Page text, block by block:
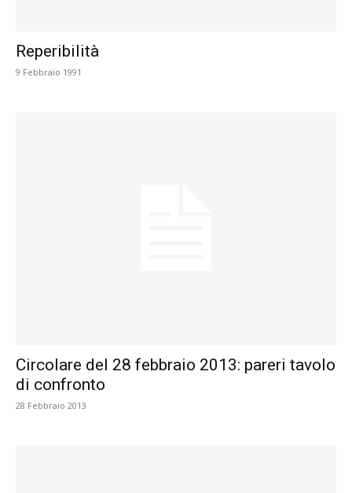
Reperibilità
9 Febbraio 1991
Circolare del 28 febbraio 2013: pareri tavolo
di confronto
28 Febbraio 2013